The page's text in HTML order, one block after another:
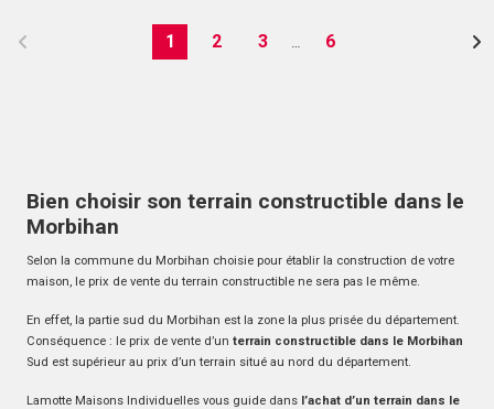
1 2 3 6
Bien choisir son terrain constructible dans le
Morbihan
Selon la commune du Morbihan choisie pour établir la construction de votre
maison, le prix de vente du terrain constructible ne sera pas le même.
En effet, la partie sud du Morbihan est la zone la plus prisée du département.
Conséquence : le prix de vente d’un terrain constructible dans le Morbihan
Sud est supérieur au prix d’un terrain situé au nord du département.
Lamotte Maisons Individuelles vous guide dans l’achat d’un terrain dans le